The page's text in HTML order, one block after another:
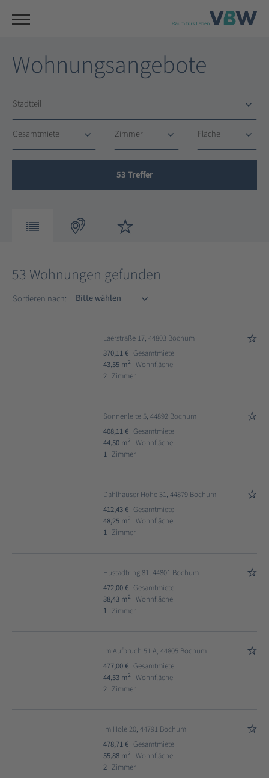
Wohnungsangebote
Stadtteil
Gesamtmiete Zimmer Fläche
53Treffer
53 Wohnungen gefunden
Sortieren nach:
Laerstraße 17, 44803 Bochum
370,11 € Gesamtmiete
43,55 m2
Wohnfläche
2 Zimmer
Sonnenleite 5, 44892 Bochum
408,11 € Gesamtmiete
44,50 m2
Wohnfläche
1 Zimmer
Dahlhauser Höhe 31, 44879 Bochum
412,43 € Gesamtmiete
48,25 m2
Wohnfläche
1 Zimmer
Hustadtring 81, 44801 Bochum
472,00 € Gesamtmiete
38,43 m2
Wohnfläche
1 Zimmer
Im Aufbruch 51 A, 44805 Bochum
477,00 € Gesamtmiete
44,53 m2
Wohnfläche
2 Zimmer
Im Hole 20, 44791 Bochum
478,71 € Gesamtmiete
55,88 m2
Wohnfläche
2 Zimmer